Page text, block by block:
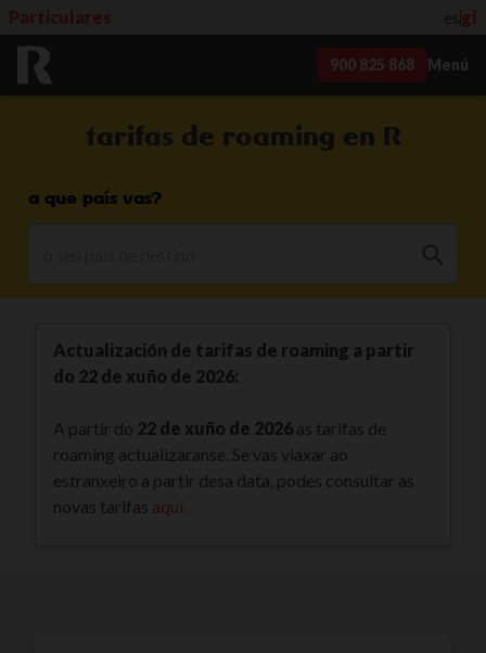
Particulares gl
900 825 868 Menú
tarifas de roaming en R
a que país vas?
Actualización de tarifas de roaming a partir
do 22 de xuño de 2026:
A partir do 22 de xuño de 2026 as tarifas de
roaming actualizaranse. Se vas viaxar ao
estranxeiro a partir desa data, podes consultar as
novas tarifas aquí.